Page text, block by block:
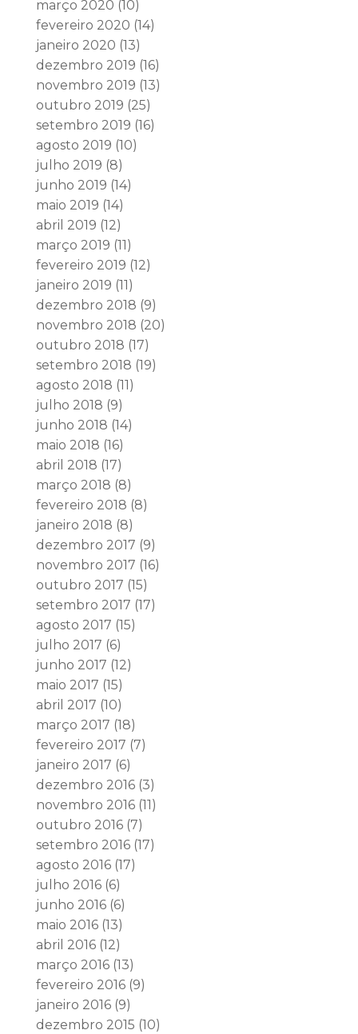
março 2020 (10)
fevereiro 2020 (14)
janeiro 2020 (13)
dezembro 2019 (16)
novembro 2019 (13)
outubro 2019 (25)
setembro 2019 (16)
agosto 2019 (10)
julho 2019 (8)
junho 2019 (14)
maio 2019 (14)
abril 2019 (12)
março 2019 (11)
fevereiro 2019 (12)
janeiro 2019 (11)
dezembro 2018 (9)
novembro 2018 (20)
outubro 2018 (17)
setembro 2018 (19)
agosto 2018 (11)
julho 2018 (9)
junho 2018 (14)
maio 2018 (16)
abril 2018 (17)
março 2018 (8)
fevereiro 2018 (8)
janeiro 2018 (8)
dezembro 2017 (9)
novembro 2017 (16)
outubro 2017 (15)
setembro 2017 (17)
agosto 2017 (15)
julho 2017 (6)
junho 2017 (12)
maio 2017 (15)
abril 2017 (10)
março 2017 (18)
fevereiro 2017 (7)
janeiro 2017 (6)
dezembro 2016(3)
novembro 2016(11)
outubro 2016(7)
setembro 2016(17)
agosto 2016(17)
julho 2016(6)
junho 2016(6)
maio 2016(13)
abril 2016(12)
março 2016(13)
fevereiro 2016(9)
janeiro 2016(9)
dezembro 2015 (10)